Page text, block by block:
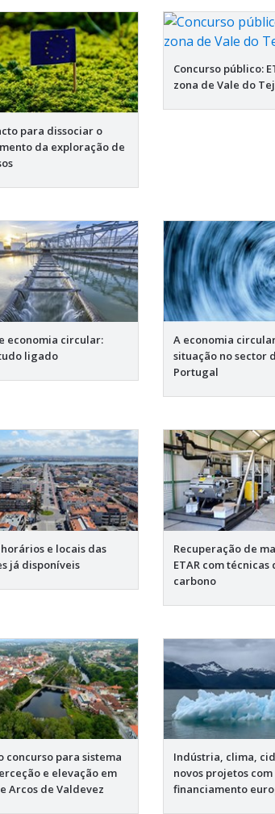
para dissociar o
da exploração de
Concurso público:
zona de Vale do
economia circular:
ligado
A economia
situação no sector
Portugal
horários e locais das
já disponíveis
Recuperação de
ETAR com técnicas
carbono
concurso para sistema
e elevação em
Arcos de Valdevez
Indústria, clima,
novos projetos com
financiamento